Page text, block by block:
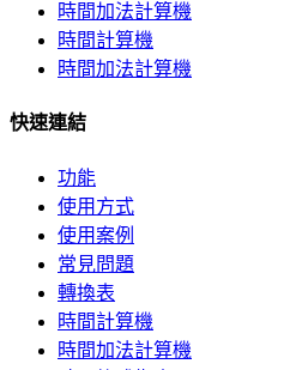
時間加法計算機
時間計算機
時間加法計算機
快速連結
功能
使用方式
使用案例
常見問題
轉換表
時間計算機
時間加法計算機